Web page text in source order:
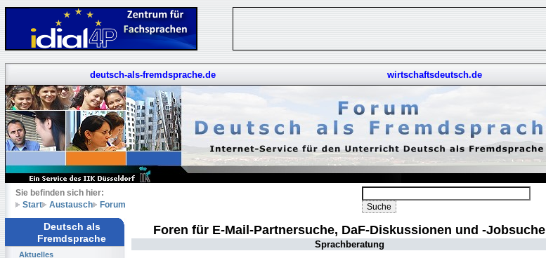
deutsch-als-fremdsprache.de wirtschaftsdeutsch.de
Sie befinden sich hier:
Start
Austausch Forum
Deutsch als
Fremdsprache
Aktuelles
Foren für E-Mail-Partnersuche, DaF-Diskussionen und -Jobsuche
Sprachberatung